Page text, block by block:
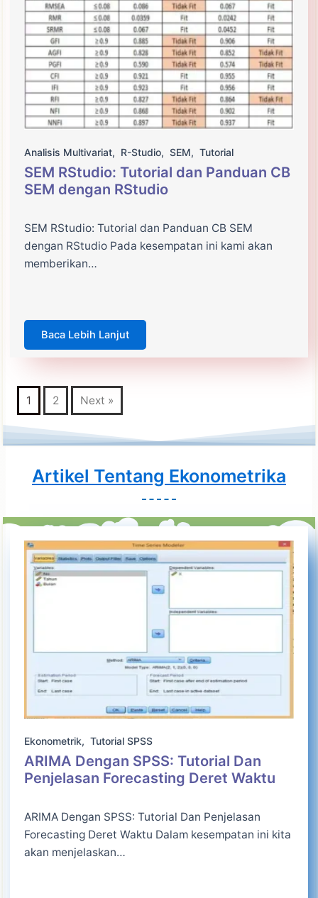
Analisis Multivariat, R-Studio, SEM, Tutorial
SEM RStudio: Tutorial dan Panduan CB
SEM dengan RStudio
SEM RStudio: Tutorial dan Panduan CB SEM
dengan RStudio Pada kesempatan ini kami akan
memberikan…
Baca Lebih Lanjut
1 2 Next »
Artikel Tentang Ekonometrika
Ekonometrik, Tutorial SPSS
ARIMA Dengan SPSS: Tutorial Dan
Penjelasan Forecasting Deret Waktu
ARIMA Dengan SPSS: Tutorial Dan Penjelasan
Forecasting Deret Waktu Dalam kesempatan ini kita
akan menjelaskan…